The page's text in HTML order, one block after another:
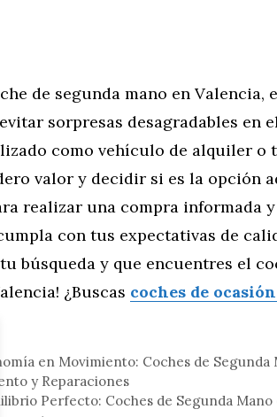
de segunda mano en Valencia,
sorpresas desagradables en
como vehículo de alquiler o
valor y decidir si es la opción
realizar una compra informada
con tus expectativas de
tu búsqueda y que encuentres el
¿Buscas coches de
en Movimiento: Coches de
y Reparaciones
Perfecto: Coches de Segunda